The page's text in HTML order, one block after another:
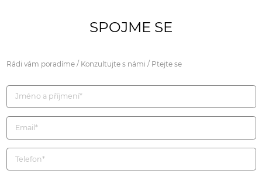
SPOJME SE
Rádi vám poradíme / Konzultujte s námi / Ptejte se